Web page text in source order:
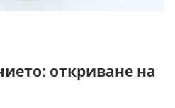
откриване на